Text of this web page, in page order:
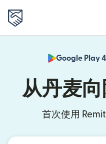
Google Play
从丹麦
首次使用